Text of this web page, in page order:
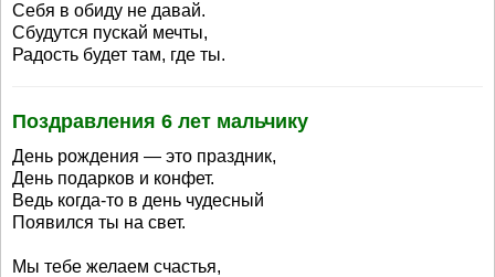
Себя в обиду не давай.
Сбудутся пускай мечты,
Радость будет там, где ты.
Поздравления 6 лет мальчику
День рождения — это праздник,
День подарков и конфет.
Ведь когда-то в день чудесный
Появился ты на свет.
Мы тебе желаем счастья,